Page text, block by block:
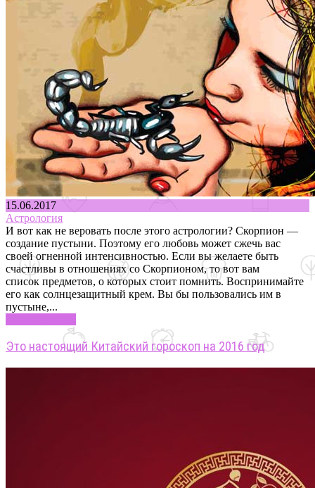
15.06.2017
Астрология
И вот как не веровать после этого астрологии? Скорпион —
создание пустыни. Поэтому его любовь может сжечь вас
своей огненной интенсивностью. Если вы желаете быть
счастливы в отношениях со Скорпионом, то вот вам
список предметов, о которых стоит помнить. Воспринимайте
его как солнцезащитный крем. Вы бы пользовались им в
пустыне,...
Это настоящий Китайский гороскоп на 2016 год